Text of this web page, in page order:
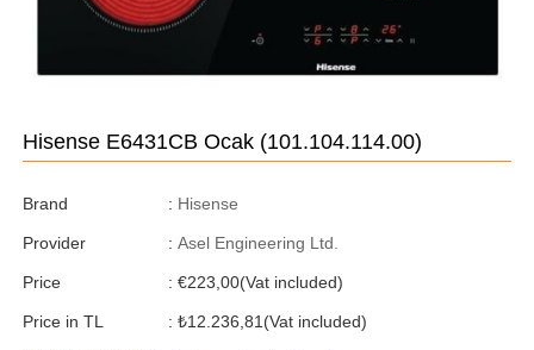
Hisense E6431CB Ocak (101.104.114.00)
Brand : Hisense
Provider : Asel Engineering Ltd.
Price : €223,00(Vat included)
Price in TL : ₺12.236,81 (Vat included)